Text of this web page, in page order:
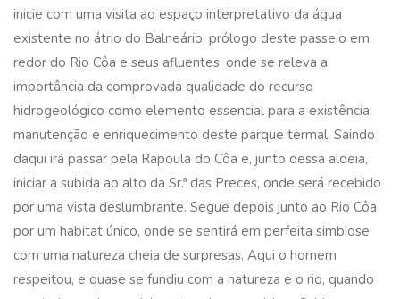
inicie com uma visita ao espaço interpretativo da água
existente no átrio do Balneário, prólogo deste passeio em
redor do Rio Côa e seus afluentes, onde se releva a
importância da comprovada qualidade do recurso
hidrogeológico como elemento essencial para a existência,
manutenção e enriquecimento deste parque termal. Saindo
daqui irá passar pela Rapoula do Côa e, junto dessa aldeia,
iniciar a subida ao alto da Sr.ª das Preces, onde será recebido
por uma vista deslumbrante. Segue depois junto ao Rio Côa
por um habitat único, onde se sentirá em perfeita simbiose
com uma natureza cheia de surpresas. Aqui o homem
respeitou, e quase se fundiu com a natureza e o rio, quando